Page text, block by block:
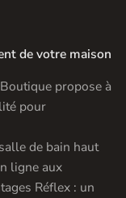
de votre maison
propose à
pour
de bain haut
ligne aux
Réflex : un